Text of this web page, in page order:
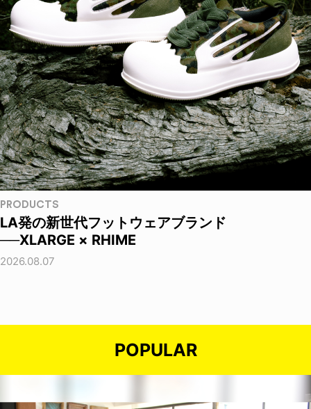
PRODUCTS
LA発の新世代フットウェアブランド
──XLARGE × RHIME
2026.08.07
POPULAR